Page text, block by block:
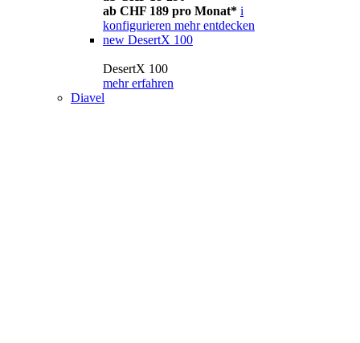
ab CHF 189 pro Monat* i
konfigurieren mehr entdecken
new DesertX 100
DesertX 100
mehr erfahren
Diavel